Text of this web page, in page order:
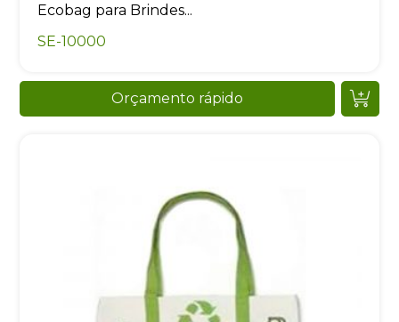
Ecobag para Brindes...
SE-10000
Orçamento rápido